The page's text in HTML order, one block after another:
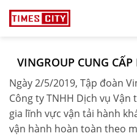
1 P/NGỦ
2 P/NGỦ
3–5 P/NGỦ
VINGROUP CUNG
Ngày 2/5/2019, Tập đoàn
Công ty TNHH Dịch vụ
gia lĩnh vực vận tải hành
vận hành hoàn toàn theo